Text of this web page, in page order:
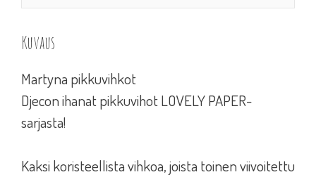
Kuvaus
Martyna pikkuvihkot
Djecon ihanat pikkuvihot LOVELY PAPER-
sarjasta!
Kaksi koristeellista vihkoa, joista toinen viivoitettu